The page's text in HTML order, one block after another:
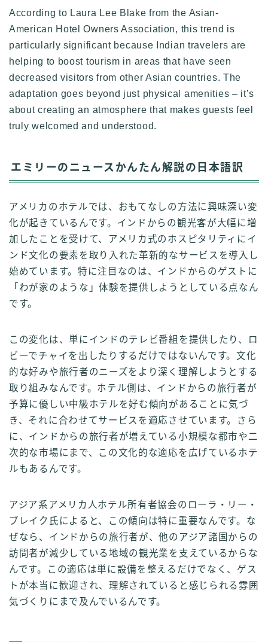
According to Laura Lee Blake from the Asian-
American Hotel Owners Association, this trend is
particularly significant because Indian travelers are
helping to boost tourism in areas that have seen
decreased visitors from other Asian countries. The
adaptation goes beyond just physical amenities – it’s
about creating an atmosphere that makes guests feel
truly welcomed and understood.
エミリーのニュースかんたん解説の日本語訳
アメリカのホテルでは、おもてなしの方法に興味深い変
化が起きているんです。インドからの観光客が大幅に増
加したことを受けて、アメリカ式のホスピタリティにイ
ンド文化の要素を取り入れた革新的なサービスを導入し
始めています。特に注目なのは、インドからのゲストに
「わが家のような」体験を提供しようとしている点なん
です。
この変化は、単にインドのテレビ番組を提供したり、ロ
ビーでチャイを出したりするだけではないんです。文化
的な好みや旅行者のニーズをより深く理解しようとする
取り組みなんです。ホテル側は、インドからの旅行者が
予算に優しい中級ホテルを好む傾向があることに気づ
き、それに合わせてサービスを適応させています。さら
に、インドからの旅行者が増えている小規模な都市や二
次的な市場にまで、この文化的な適応を広げているホテ
ルもあるんです。
アジア系アメリカ人ホテル所有者協会のローラ・リー・
ブレイク氏によると、この傾向は特に重要なんです。な
ぜなら、インドからの旅行者が、他のアジア諸国からの
訪問者が減少している地域の観光業を支えているからな
んです。この適応は単に設備を整えるだけでなく、ゲス
トが本当に歓迎され、理解されていると感じられる雰囲
気づくりにまで及んでいるんです。